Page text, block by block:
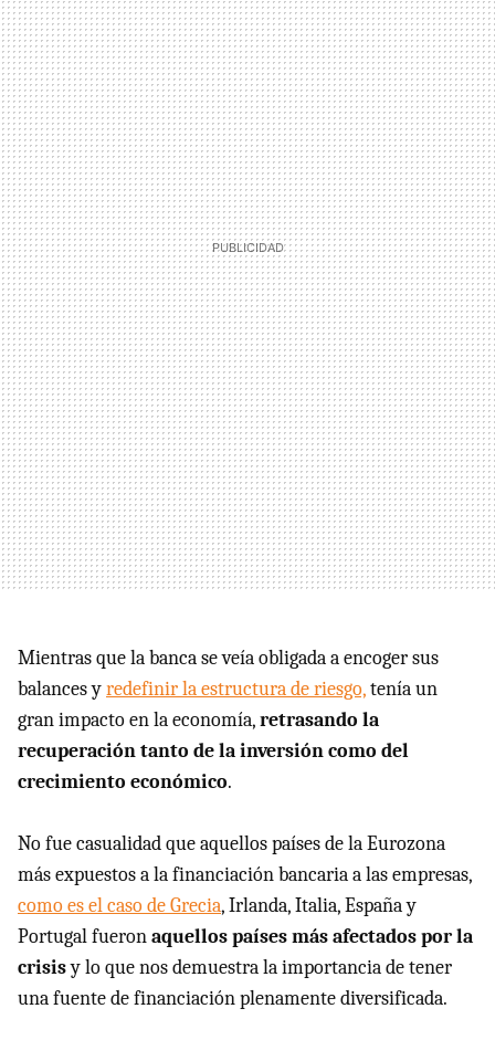
Mientras que la banca se veía obligada a encoger sus
balances yredefinir la estructura de riesgo,tenía un
gran impacto en la economía,retrasando la
recuperación tanto de la inversión como del
crecimiento económico.
No fue casualidad que aquellos países de la Eurozona
más expuestos a la financiación bancaria a las empresas,
como es el caso de Grecia, Irlanda, Italia, España y
Portugal fueronaquellos países más afectados por la
crisisy lo que nos demuestra la importancia de tener
una fuente de financiación plenamente diversificada.